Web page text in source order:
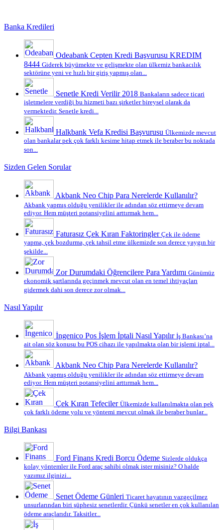
Banka Kredileri
Odeabank Cepten Kredi Başvurusu KREDIM
8444 Giderek büyümekte ve gelişmekte olan ülkemiz bankacılık
sektörüne yeni ve hızlı bir giriş yapmış olan...
Senetle Kredi Verilir 2018 Bankaların sadece ticari
işletmelere verdiği bu hizmeti bazı şirketler bireysel olarak da
vermektedir. Senetle kredi...
Halkbank Vefa Kredisi Başvurusu Ülkemizde mevcut
olan bankalar pek çok farklı kesime hitap etmek ile beraber bu noktada
son...
Sizden Gelen Sorular
Akbank Neo Chip Para Nerelerde Kullanılır?
Akbank yapmış olduğu yenilikler ile adından söz ettirmeye devam
ediyor. Hem müşteri potansiyelini arttırmak hem...
Faturasız Çek Kıran Faktoringler Çek ile ödeme
yapma, çek bozdurma, çek tahsil etme ülkemizde son derece yaygın bir
şekilde...
Zor Durumdaki Öğrencilere Para Yardımı Günümüz
ekonomik şartlarında geçinmek mevcut olan en temel ihtiyaçları
gidermek dahi son derece zor olmak...
Nasıl Yapılır
İngenico Pos İşlem İptali Nasıl Yapılır İş Bankası’na
ait olan söz konusu bu POS cihazı ile yapılmakta olan bir işlemi iptal...
Akbank Neo Chip Para Nerelerde Kullanılır?
Akbank yapmış olduğu yenilikler ile adından söz ettirmeye devam
ediyor. Hem müşteri potansiyelini arttırmak hem...
Çek Kıran Tefeciler Ülkemizde kullanılmakta olan pek
çok farklı ödeme yolu ve yöntemi mevcut olmak ile beraber bunlar...
Bilgi Bankası
Ford Finans Kredi Borcu Ödeme Sizlerde oldukça
kolay yöntemler ile Ford araç sahibi olmak ister misiniz? O halde
yazımız ilginizi...
Senet Ödeme Günleri Ticaret hayatının vazgeçilmez
unsurlarından biri şüphesiz senetlerdir. Çünkü senetler en çok kullanılan
ödeme araçlarıdır. Taksitler...